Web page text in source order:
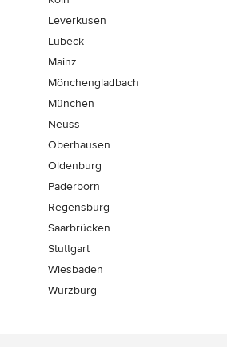
Leverkusen
Lübeck
Mainz
Mönchen­gladbach
München
Neuss
Oberhausen
Oldenburg
Paderborn
Regensburg
Saarbrücken
Stuttgart
Wiesbaden
Würzburg